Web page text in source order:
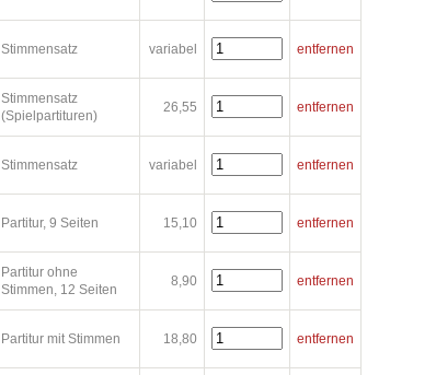
Stimmensatz variabel entfernen
Stimmensatz
(Spielpartituren)
26,55 entfernen
Stimmensatz variabel entfernen
Partitur, 9 Seiten 15,10 entfernen
Partitur ohne
Stimmen, 12 Seiten
8,90 entfernen
Partitur mit Stimmen 18,80 entfernen